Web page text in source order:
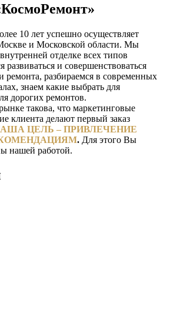
10 лет успешно осуществляет
и Московской области. Мы
отделке всех типов
и совершенствоваться
ремонта, разбираемся в современных
знаем какие выбрать для
дорогих ремонтов.
такова, что маркетинговые
клиента делают первый заказ
ЦЕЛЬ – ПРИВЛЕЧЕНИЕ
. Для этого Вы
нашей работой.